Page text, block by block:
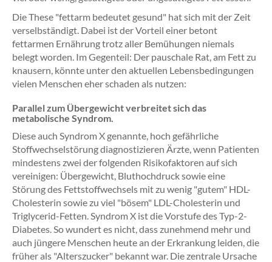
Die These "fettarm bedeutet gesund" hat sich mit der Zeit
verselbständigt. Dabei ist der Vorteil einer betont
fettarmen Ernährung trotz aller Bemühungen niemals
belegt worden. Im Gegenteil: Der pauschale Rat, am Fett zu
knausern, könnte unter den aktuellen Lebensbedingungen
vielen Menschen eher schaden als nutzen:
Parallel zum Übergewicht verbreitet sich das
metabolische Syndrom.
Diese auch Syndrom X genannte, hoch gefährliche
Stoffwechselstörung diagnostizieren Ärzte, wenn Patienten
mindestens zwei der folgenden Risikofaktoren auf sich
vereinigen: Übergewicht, Bluthochdruck sowie eine
Störung des Fettstoffwechsels mit zu wenig "gutem" HDL-
Cholesterin sowie zu viel "bösem" LDL-Cholesterin und
Triglycerid-Fetten. Syndrom X ist die Vorstufe des Typ-2-
Diabetes. So wundert es nicht, dass zunehmend mehr und
auch jüngere Menschen heute an der Erkrankung leiden, die
früher als "Alterszucker" bekannt war. Die zentrale Ursache